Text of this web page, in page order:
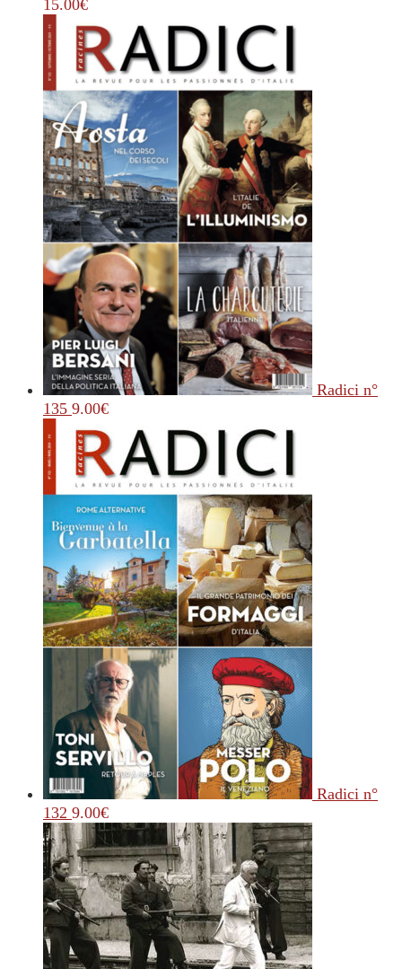
15.00€
Radici n°
135 9.00€
Radici n°
132 9.00€